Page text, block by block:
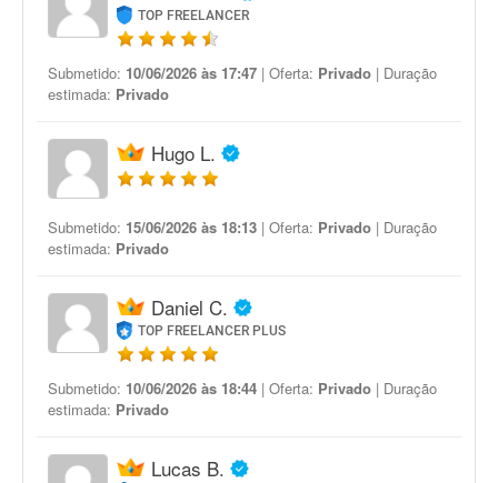
TOP FREELANCER
Submetido: 10/06/2026 às 17:47 | Oferta: Privado | Duração
estimada: Privado
Hugo L.
Submetido: 15/06/2026 às 18:13 | Oferta: Privado | Duração
estimada: Privado
Daniel C.
TOP FREELANCER PLUS
Submetido: 10/06/2026 às 18:44 | Oferta: Privado | Duração
estimada: Privado
Lucas B.